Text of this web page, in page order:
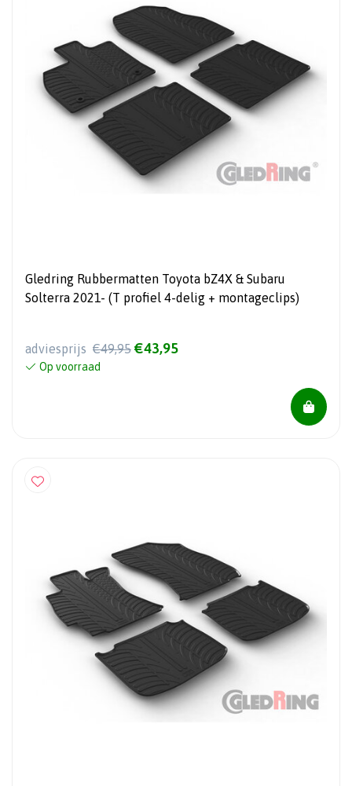
Gledring Rubbermatten Toyota bZ4X & Subaru
Solterra 2021- (T profiel 4-delig + montageclips)
adviesprijs €49,95 €43,95
Op voorraad